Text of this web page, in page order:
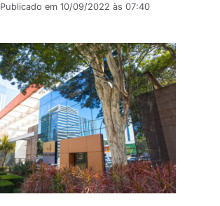
Publicado em10/09/2022 às 07:40